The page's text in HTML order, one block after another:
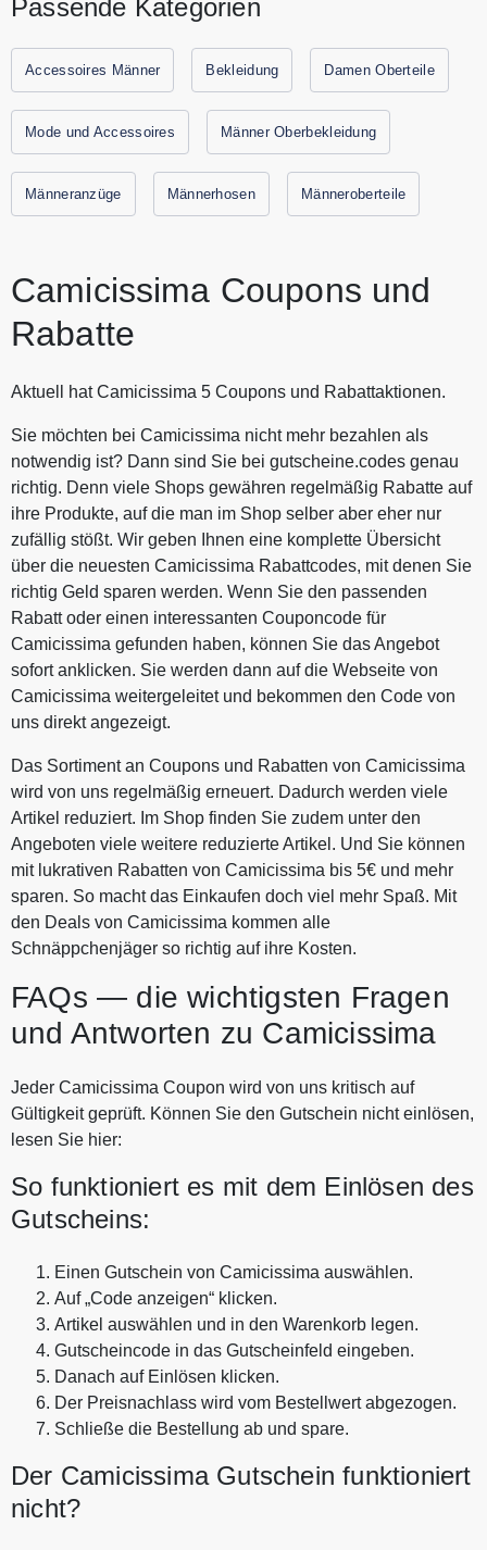
die sich mit einem lässigen und raffinierten Stil wohl fühlen
Wer Camicissima trägt, trägt einen lebendigen und
dynamischen Stil, der gleichzeitig klassisch und modisch ist.
Die Welt von Camicissima ist voller Werte, Aufmerksamkeit
für Qualität und voll der Suche nach den besten Details. Alle
aktuellen Gutscheine und Rabatte von Camicissima finden
Sie immer hier auf Gutscheine.codes.
Passende Kategorien
Accessoires Männer Bekleidung Damen Oberteile
Mode und Accessoires Männer Oberbekleidung
Männeranzüge Männerhosen Männeroberteile
Camicissima Coupons und
Rabatte
Aktuell hat Camicissima 5 Coupons und Rabattaktionen.
Sie möchten bei Camicissima nicht mehr bezahlen als
notwendig ist? Dann sind Sie bei gutscheine.codes genau
richtig. Denn viele Shops gewähren regelmäßig Rabatte auf
ihre Produkte, auf die man im Shop selber aber eher nur
zufällig stößt. Wir geben Ihnen eine komplette Übersicht
über die neuesten Camicissima Rabattcodes, mit denen Sie
richtig Geld sparen werden. Wenn Sie den passenden
Rabatt oder einen interessanten Couponcode für
Camicissima gefunden haben, können Sie das Angebot
sofort anklicken. Sie werden dann auf die Webseite von
Camicissima weitergeleitet und bekommen den Code von
uns direkt angezeigt.
Das Sortiment an Coupons und Rabatten von Camicissima
wird von uns regelmäßig erneuert. Dadurch werden viele
Artikel reduziert. Im Shop finden Sie zudem unter den
Angeboten viele weitere reduzierte Artikel. Und Sie können
mit lukrativen Rabatten von Camicissima bis 5€ und mehr
sparen. So macht das Einkaufen doch viel mehr Spaß. Mit
den Deals von Camicissima kommen alle
Schnäppchenjäger so richtig auf ihre Kosten.
FAQs — die wichtigsten Fragen
und Antworten zu Camicissima
Jeder Camicissima Coupon wird von uns kritisch auf
Gültigkeit geprüft. Können Sie den Gutschein nicht einlösen,
lesen Sie hier:
So funktioniert es mit dem Einlösen des
Gutscheins:
Einen Gutschein von Camicissima auswählen.
Auf „Code anzeigen“ klicken.
Artikel auswählen und in den Warenkorb legen.
Gutscheincode in das Gutscheinfeld eingeben.
Danach auf Einlösen klicken.
Der Preisnachlass wird vom Bestellwert abgezogen.
Schließe die Bestellung ab und spare.
Der Camicissima Gutschein funktioniert
nicht?